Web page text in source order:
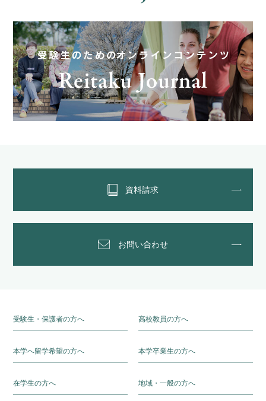
資料請求
お問い合わせ
受験生・保護者の方へ 高校教員の方へ
本学へ留学希望の方へ 本学卒業生の方へ
在学生の方へ 地域・一般の方へ